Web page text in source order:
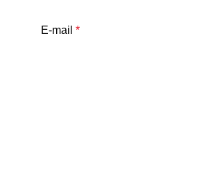
E-mail*